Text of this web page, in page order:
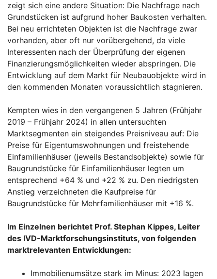
zeigt sich eine andere Situation: Die Nachfrage nach
Grundstücken ist aufgrund hoher Baukosten verhalten.
Bei neu errichteten Objekten ist die Nachfrage zwar
vorhanden, aber oft nur vorübergehend, da viele
Interessenten nach der Überprüfung der eigenen
Finanzierungsmöglichkeiten wieder abspringen. Die
Entwicklung auf dem Markt für Neubauobjekte wird in
den kommenden Monaten voraussichtlich stagnieren.
Kempten wies in den vergangenen 5 Jahren (Frühjahr
2019 – Frühjahr 2024) in allen untersuchten
Marktsegmenten ein steigendes Preisniveau auf: Die
Preise für Eigentumswohnungen und freistehende
Einfamilienhäuser (jeweils Bestandsobjekte) sowie für
Baugrundstücke für Einfamilienhäuser legten um
entsprechend +64 % und +22 % zu. Den niedrigsten
Anstieg verzeichneten die Kaufpreise für
Baugrundstücke für Mehrfamilienhäuser mit +16 %.
Im Einzelnen berichtet Prof. Stephan Kippes, Leiter
des IVD-Marktforschungsinstituts, von folgenden
marktrelevanten Entwicklungen:
Immobilienumsätze stark im Minus: 2023 lagen